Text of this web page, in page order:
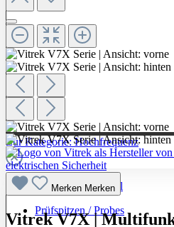
Zur Kategorie: Hochfrequenz
Hochfrequenzkabel
Prüfspitzen / Probes
Merken Merken
Vitrek V7X |